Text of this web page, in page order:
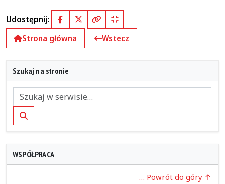
Udostępnij: FacebookX (Twitter)
Kopiuj pełny link
Kopiuj krótki link
Strona główna
Wstecz
Szukaj na stronie
Szukaj
WSPÓŁPRACA
… Powrót do góry